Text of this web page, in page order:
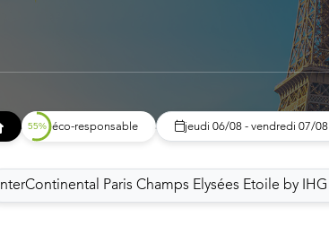
éco-responsable jeudi 06/08 - vendredi 07/08
InterContinental Paris Champs Elysées Etoile by IHG